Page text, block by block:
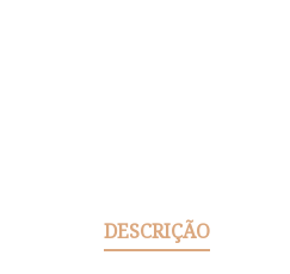
DESCRIÇÃO